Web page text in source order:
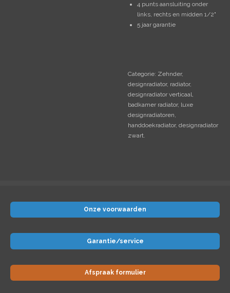
4 punts aansluiting onder
links, rechts en midden 1/2"
5 jaar garantie
Categorie: Zehnder,
designradiator, radiator,
designradiator verticaal,
badkamer radiator, luxe
designradiatoren,
handdoekradiator, designradiator
zwart.
Onze voorwaarden
Garantie/service
Afspraak formulier